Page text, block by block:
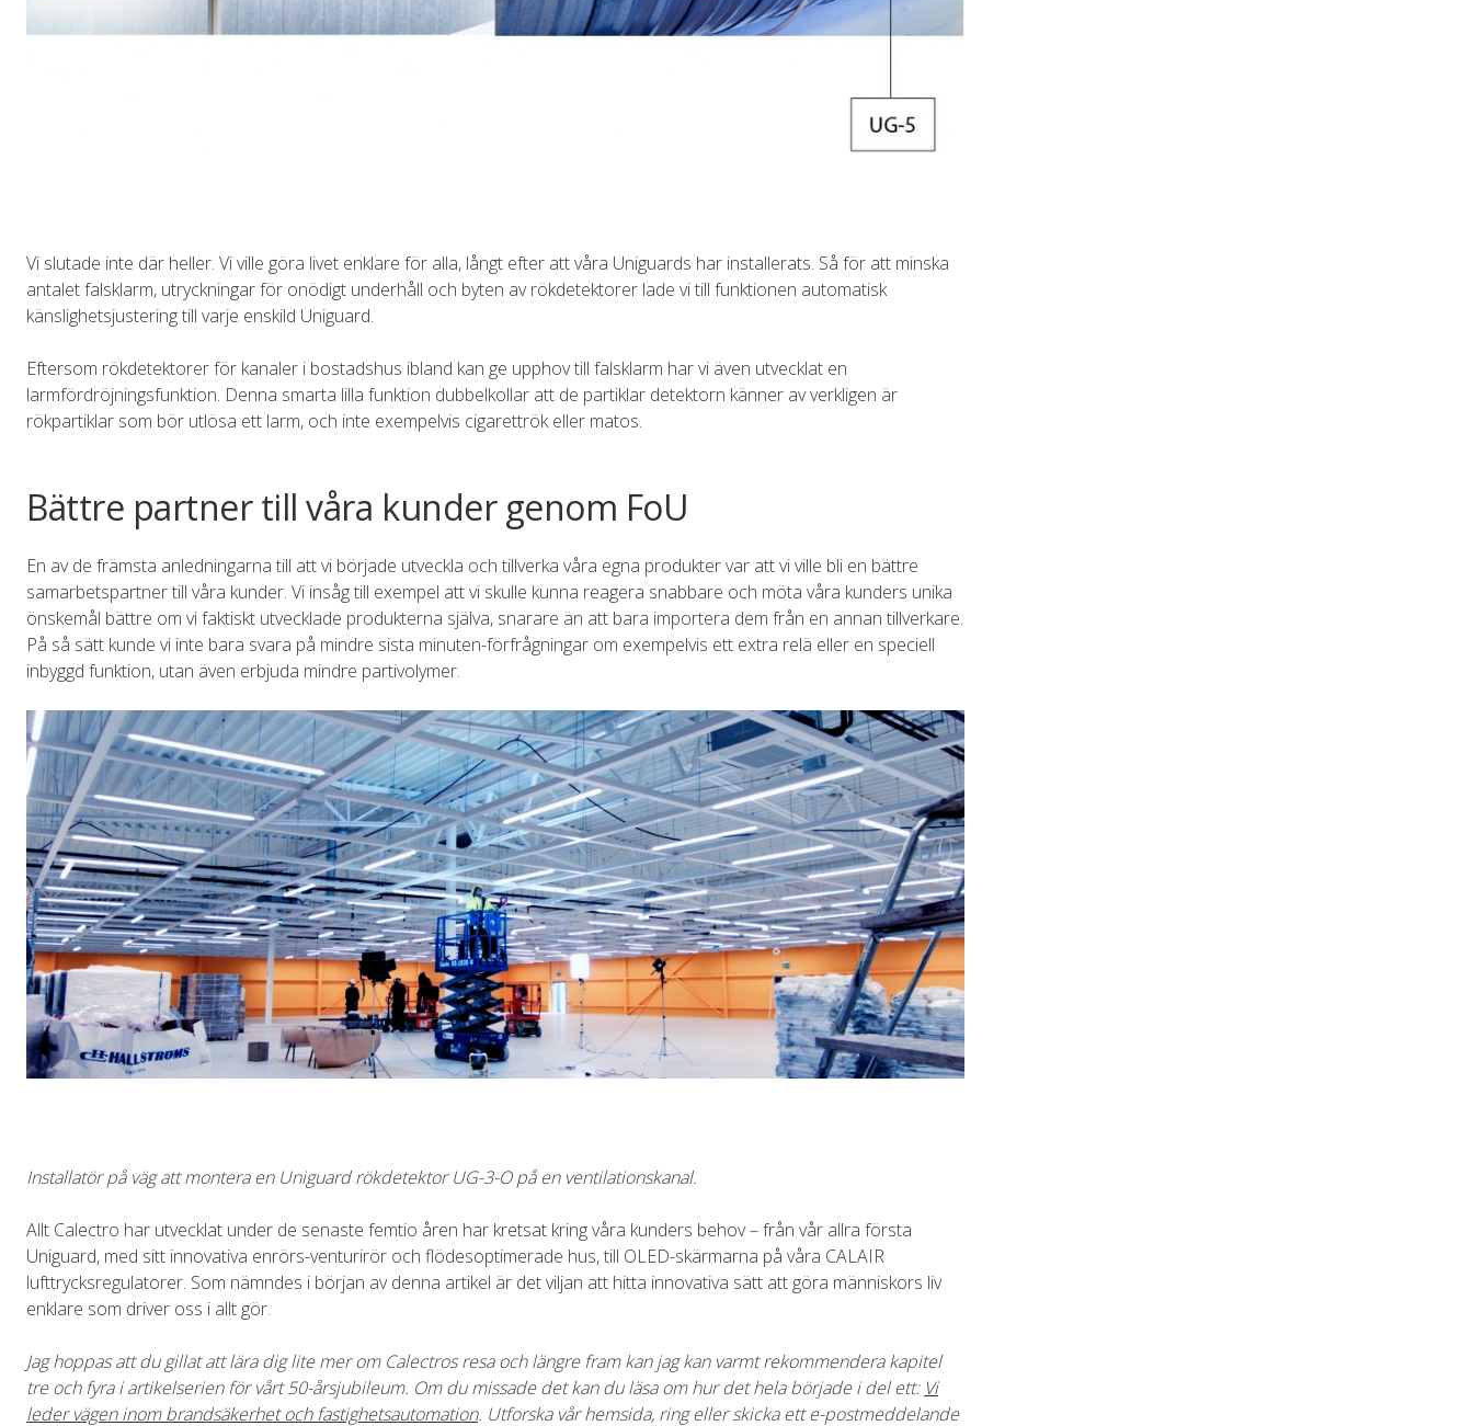
Vi slutade inte där heller. Vi ville göra livet enklare för alla, långt efter att våra Uniguards har installerats. Så för att minska
antalet falsklarm, utryckningar för onödigt underhåll och byten av rökdetektorer lade vi till funktionen automatisk
känslighetsjustering till varje enskild Uniguard.
Eftersom rökdetektorer för kanaler i bostadshus ibland kan ge upphov till falsklarm har vi även utvecklat en
larmfördröjningsfunktion. Denna smarta lilla funktion dubbelkollar att de partiklar detektorn känner av verkligen är
rökpartiklar som bör utlösa ett larm, och inte exempelvis cigarettrök eller matos.
Bättre partner till våra kunder genom FoU
En av de främsta anledningarna till att vi började utveckla och tillverka våra egna produkter var att vi ville bli en bättre
samarbetspartner till våra kunder. Vi insåg till exempel att vi skulle kunna reagera snabbare och möta våra kunders unika
önskemål bättre om vi faktiskt utvecklade produkterna själva, snarare än att bara importera dem från en annan tillverkare.
På så sätt kunde vi inte bara svara på mindre sista minuten-förfrågningar om exempelvis ett extra relä eller en speciell
inbyggd funktion, utan även erbjuda mindre partivolymer.
Installatör på väg att montera en Uniguard rökdetektor UG-3-O på en ventilationskanal.
Allt Calectro har utvecklat under de senaste femtio åren har kretsat kring våra kunders behov – från vår allra första
Uniguard, med sitt innovativa enrörs-venturirör och flödesoptimerade hus, till OLED-skärmarna på våra CALAIR
lufttrycksregulatorer. Som nämndes i början av denna artikel är det viljan att hitta innovativa sätt att göra människors liv
enklare som driver oss i allt gör.
Jag hoppas att du gillat att lära dig lite mer om Calectros resa och längre fram kan jag kan varmt rekommendera kapitel
tre och fyra i artikelserien för vårt 50-årsjubileum. Om du missade det kan du läsa om hur det hela började i del ett: Vi
leder vägen inom brandsäkerhet och fastighetsautomation. Utforska vår hemsida, ring eller skicka ett e-postmeddelande